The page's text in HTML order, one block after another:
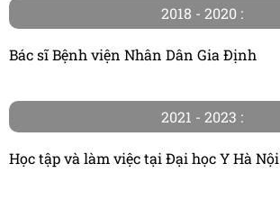
2018 - 2020 :
Bác sĩ Bệnh viện Nhân Dân Gia Định
2021 - 2023 :
Học tập và làm việc tại Đại học Y Hà Nội